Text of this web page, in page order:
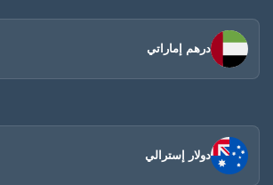
درهم إماراتي
دولار إسترالي